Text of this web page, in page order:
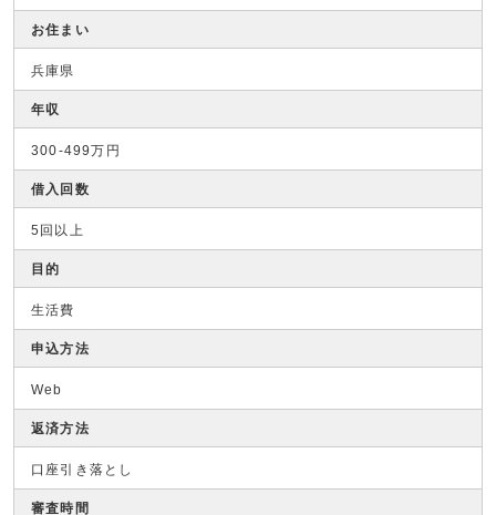
お住まい
兵庫県
年収
300-499万円
借入回数
5回以上
目的
生活費
申込方法
Web
返済方法
口座引き落とし
審査時間